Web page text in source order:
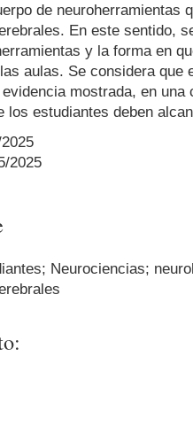
de neuroherramientas
En este sentido,
y la forma en
aulas. Se considera que
mostrada, en
los estudiantes deben
2025
Neurociencias;